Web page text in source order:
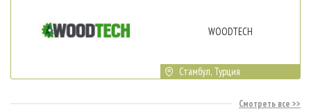
WOODTECH
Стамбул, Турция
Смотреть все